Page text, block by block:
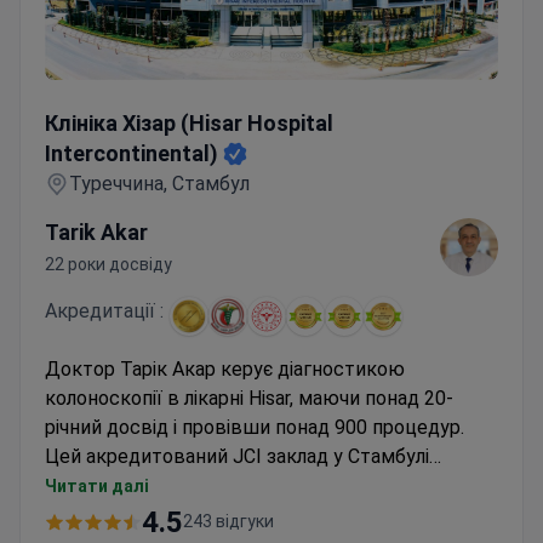
Клініка Хізар (Hisar Hospital
Intercontinental)
Туреччина, Стамбул
Tarik Akar
22 роки досвіду
Акредитації :
Доктор Тарік Акар керує діагностикою
колоноскопії в лікарні Hisar, маючи понад 20-
річний досвід і провівши понад 900 процедур.
Цей акредитований JCI заклад у Стамбулі
пропонує обстеження приблизно за 1200 доларів
США. Більш розширений варіант коштує близько
Читати далі
4.5243 відгуки